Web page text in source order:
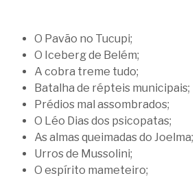
O Pavão no Tucupi;
O Iceberg de Belém;
A cobra treme tudo;
Batalha de répteis municipais;
Prédios mal assombrados;
O Léo Dias dos psicopatas;
As almas queimadas do Joelma;
Urros de Mussolini;
O espírito mameteiro;